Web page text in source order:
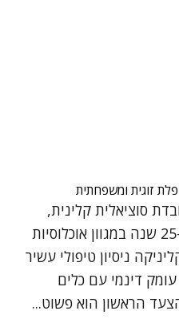
סוציאלית קלינית,
המטפלת בפסיכותרפיה מזה כ-25 שנה במגוון אוכלוסיות
ניסיון טיפולי עשיר
דינמי עם כלים
הראשון הוא פשוט...